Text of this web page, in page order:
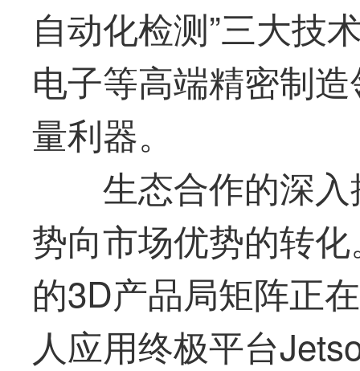
自动化检测”三大技
电子等高端精密制
量利器。
生态合作的深
势向市场优势的转
的3D产品局矩阵正
人应用终极平台